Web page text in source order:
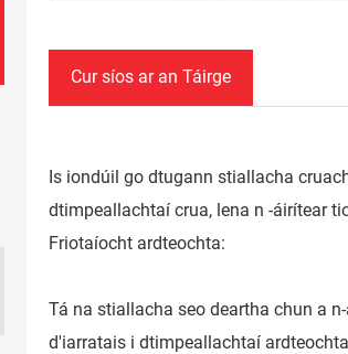
Cur síos ar an Táirge
Is iondúil go dtugann stiallacha
dtimpeallachtaí crua, lena n -áirítear
Friotaíocht ardteochta:
Tá na stiallacha seo deartha chun a
d'iarratais i dtimpeallachtaí